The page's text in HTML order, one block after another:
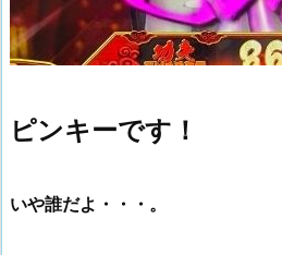
ピンキーです！
いや誰だよ・・・。